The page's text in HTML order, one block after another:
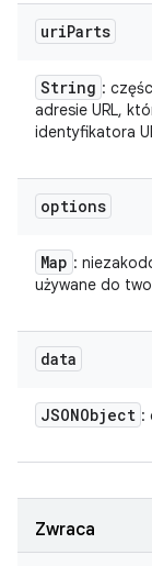
uriParts
String :
adresie URL,
identyfikatora
options
Map :
używane do
data
JSONObject :
Zwraca